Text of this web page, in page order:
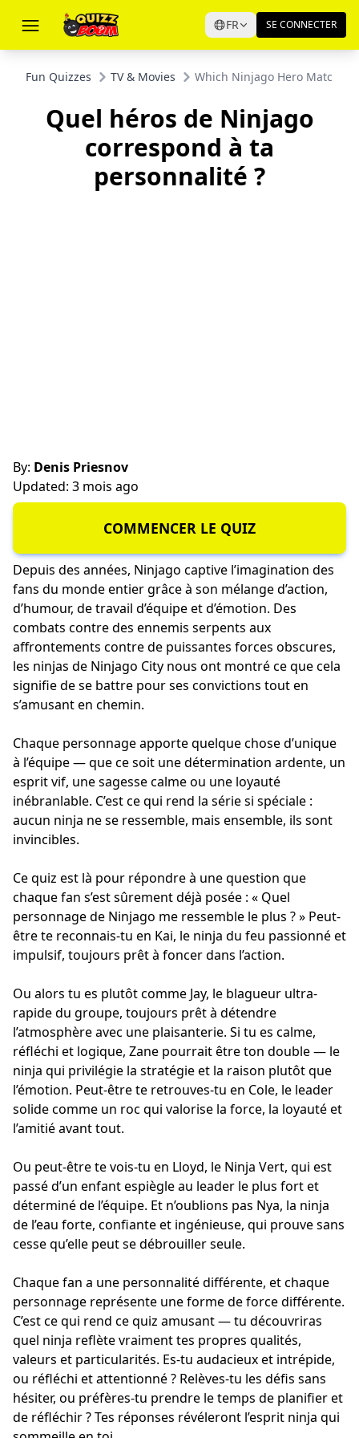
FR SE CONNECTER
Fun Quizzes TV & Movies Which Ninjago Hero Matches
Quel héros de Ninjago
correspond à ta
personnalité ?
By: Denis Priesnov
Updated: 3 mois ago
COMMENCER LE QUIZ
Depuis des années, Ninjago captive l’imagination des
fans du monde entier grâce à son mélange d’action,
d’humour, de travail d’équipe et d’émotion. Des
combats contre des ennemis serpents aux
affrontements contre de puissantes forces obscures,
les ninjas de Ninjago City nous ont montré ce que cela
signifie de se battre pour ses convictions tout en
s’amusant en chemin.
Chaque personnage apporte quelque chose d’unique
à l’équipe — que ce soit une détermination ardente, un
esprit vif, une sagesse calme ou une loyauté
inébranlable. C’est ce qui rend la série si spéciale :
aucun ninja ne se ressemble, mais ensemble, ils sont
invincibles.
Ce quiz est là pour répondre à une question que
chaque fan s’est sûrement déjà posée : « Quel
personnage de Ninjago me ressemble le plus ? » Peut-
être te reconnais-tu en Kai, le ninja du feu passionné et
impulsif, toujours prêt à foncer dans l’action.
Ou alors tu es plutôt comme Jay, le blagueur ultra-
rapide du groupe, toujours prêt à détendre
l’atmosphère avec une plaisanterie. Si tu es calme,
réfléchi et logique, Zane pourrait être ton double — le
ninja qui privilégie la stratégie et la raison plutôt que
l’émotion. Peut-être te retrouves-tu en Cole, le leader
solide comme un roc qui valorise la force, la loyauté et
l’amitié avant tout.
Ou peut-être te vois-tu en Lloyd, le Ninja Vert, qui est
passé d’un enfant espiègle au leader le plus fort et
déterminé de l’équipe. Et n’oublions pas Nya, la ninja
de l’eau forte, confiante et ingénieuse, qui prouve sans
cesse qu’elle peut se débrouiller seule.
Chaque fan a une personnalité différente, et chaque
personnage représente une forme de force différente.
C’est ce qui rend ce quiz amusant — tu découvriras
quel ninja reflète vraiment tes propres qualités,
valeurs et particularités. Es-tu audacieux et intrépide,
ou réfléchi et attentionné ? Relèves-tu les défis sans
hésiter, ou préfères-tu prendre le temps de planifier et
de réfléchir ? Tes réponses révéleront l’esprit ninja qui